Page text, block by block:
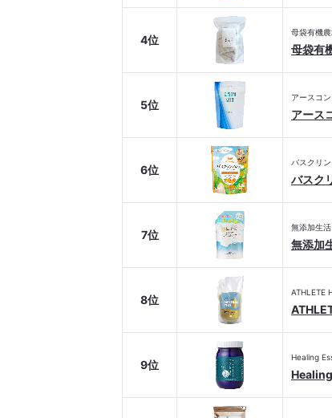
4位
母袋有機
母袋有
5位
アースコ
アース
6位
バスクリン
バスク
7位
無添加生活
無添加
8位
ATHLETE
9位
Healing